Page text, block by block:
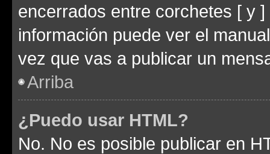
encerrados entre corchetes [ y
información puede ver el
vez que vas a publicar un
Arriba
¿Puedo usar HTML?
No. No es posible publicar en